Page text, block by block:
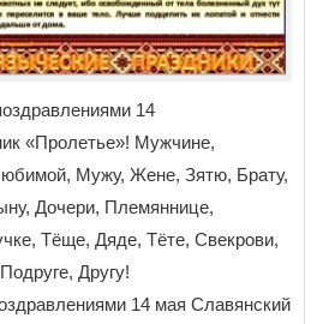
14
«Пролетье»! Мужчине,
Мужу, Жене, Зятю, Брату,
Дочери, Племяннице,
Тёще, Дяде, Тёте, Свекрови,
Другу!
14 мая Славянский